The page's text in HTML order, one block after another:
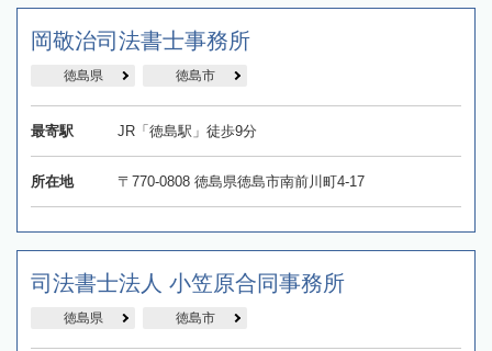
岡敬治司法書士事務所
徳島県 徳島市
最寄駅 JR「徳島駅」徒歩9分
所在地 〒770-0808 徳島県徳島市南前川町4-17
司法書士法人 小笠原合同事務所
徳島県 徳島市